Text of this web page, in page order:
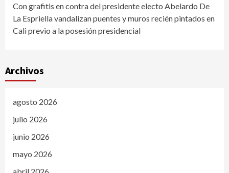
Con grafitis en contra del presidente electo Abelardo De
La Espriella vandalizan puentes y muros recién pintados en
Cali previo a la posesión presidencial
Archivos
agosto 2026
julio 2026
junio 2026
mayo 2026